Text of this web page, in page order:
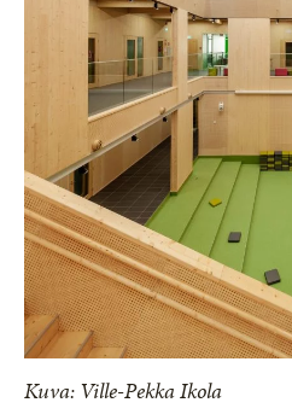
Kuva: Ville-Pekka Ikola